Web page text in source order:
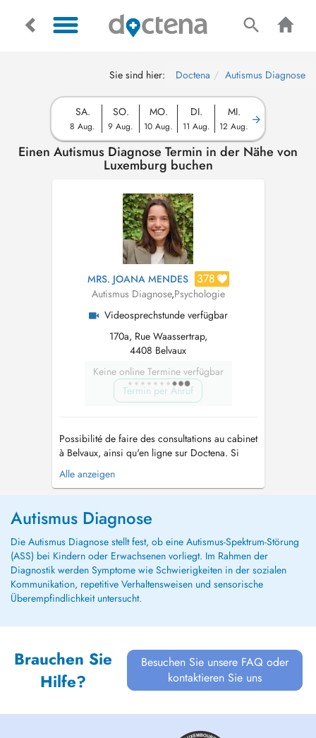
Sie sind hier: Doctena Autismus Diagnose
SA.
8 Aug.
SO.
9 Aug.
MO.
10 Aug.
DI.
11 Aug.
MI.
12 Aug.
Einen Autismus Diagnose Termin in der Nähe von
Luxemburg buchen
MRS. JOANA MENDES 378
Autismus Diagnose,Psychologie
Videosprechstunde verfügbar
170a, Rue Waassertrap,
4408 Belvaux
Keine online Termine verfügbar
Termin per Anruf
Possibilité de faire des consultations au cabinet
à Belvaux, ainsi qu'en ligne sur Doctena. Si
vous vous rendez au cabinet, il y a des places
gratuites dans la rue en utilisant le disque bleu.
des diagnostiques ainsi qu'un
accompagnement personnalisé ...
Alle anzeigen
Autismus Diagnose
Die Autismus Diagnose stellt fest, ob eine Autismus-Spektrum-Störung
(ASS) bei Kindern oder Erwachsenen vorliegt. Im Rahmen der
Diagnostik werden Symptome wie Schwierigkeiten in der sozialen
Kommunikation, repetitive Verhaltensweisen und sensorische
Überempfindlichkeit untersucht.
Brauchen Sie
Hilfe?
Besuchen Sie unsere FAQ oder
kontaktieren Sie uns